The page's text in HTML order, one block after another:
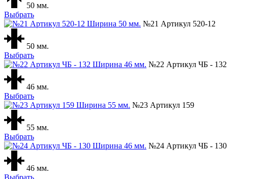
50 мм.
Выбрать
№21 Артикул 520-12
50 мм.
Выбрать
№22 Артикул ЧБ - 132
46 мм.
Выбрать
№23 Артикул 159
55 мм.
Выбрать
№24 Артикул ЧБ - 130
46 мм.
Выбрать